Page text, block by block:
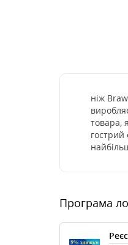
ніж
товара,
Програма